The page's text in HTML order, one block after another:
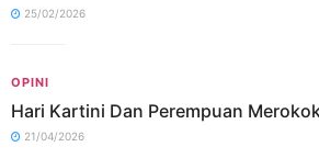
25/02/2026
OPINI
Hari Kartini Dan Perempuan
21/04/2026